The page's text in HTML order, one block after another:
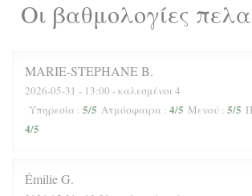
Οι βαθμολογίες
MARIE-STEPHANEB
2026-05-31 - 13:00 - καλεσμένοι 4
Υπηρεσία : 5/5 Ατμόσφαιρα : 4/5 Μενού : 5/5
4/5
ÉmilieG